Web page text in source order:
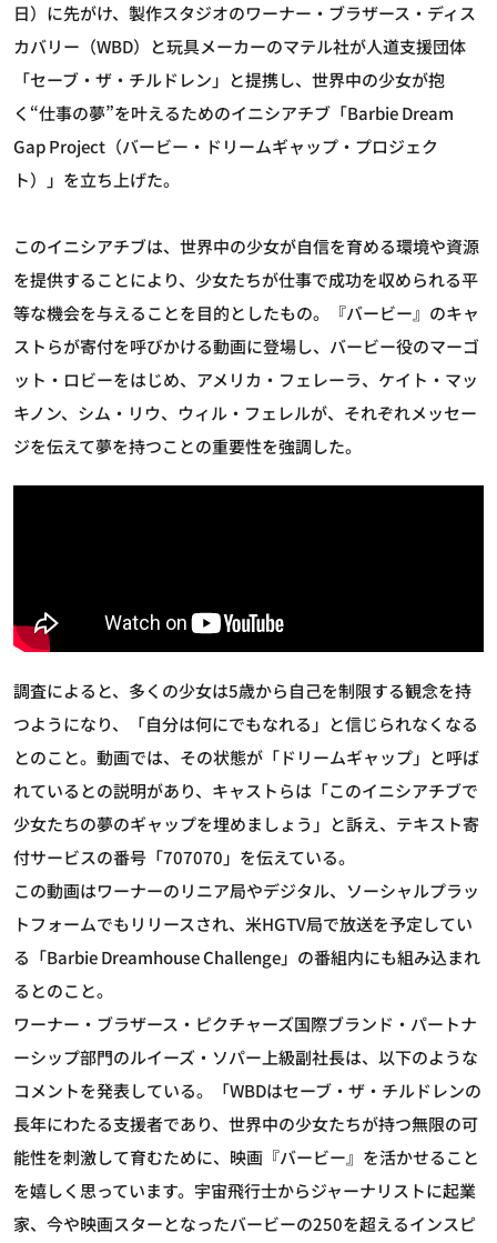
日）に先がけ、製作スタジオのワーナー・ブラザース・ディス
カバリー（WBD）と玩具メーカーのマテル社が人道支援団体
「セーブ・ザ・チルドレン」と提携し、世界中の少女が抱
く“仕事の夢”を叶えるためのイニシアチブ「Barbie Dream
Gap Project（バービー・ドリームギャップ・プロジェク
ト）」を立ち上げた。
このイニシアチブは、世界中の少女が自信を育める環境や資源
を提供することにより、少女たちが仕事で成功を収められる平
等な機会を与えることを目的としたもの。『バービー』のキャ
ストらが寄付を呼びかける動画に登場し、バービー役のマーゴ
ット・ロビーをはじめ、アメリカ・フェレーラ、ケイト・マッ
キノン、シム・リウ、ウィル・フェレルが、それぞれメッセー
ジを伝えて夢を持つことの重要性を強調した。
調査によると、多くの少女は5歳から自己を制限する観念を持
つようになり、「自分は何にでもなれる」と信じられなくなる
とのこと。動画では、その状態が「ドリームギャップ」と呼ば
れているとの説明があり、キャストらは「このイニシアチブで
少女たちの夢のギャップを埋めましょう」と訴え、テキスト寄
付サービスの番号「707070」を伝えている。
この動画はワーナーのリニア局やデジタル、ソーシャルプラッ
トフォームでもリリースされ、米HGTV局で放送を予定してい
る「Barbie Dreamhouse Challenge」の番組内にも組み込まれ
るとのこと。
ワーナー・ブラザース・ピクチャーズ国際ブランド・パートナ
ーシップ部門のルイーズ・ソパー上級副社長は、以下のような
コメントを発表している。「WBDはセーブ・ザ・チルドレンの
長年にわたる支援者であり、世界中の少女たちが持つ無限の可
能性を刺激して育むために、映画『バービー』を活かせること
を嬉しく思っています。宇宙飛行士からジャーナリストに起業
家、今や映画スターとなったバービーの250を超えるインスピ